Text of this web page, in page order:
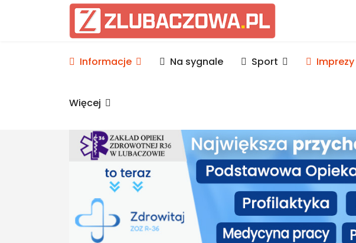
Informacje Lubaczów, powiat
Informacje Na sygnale Sport Imprezy
Więcej